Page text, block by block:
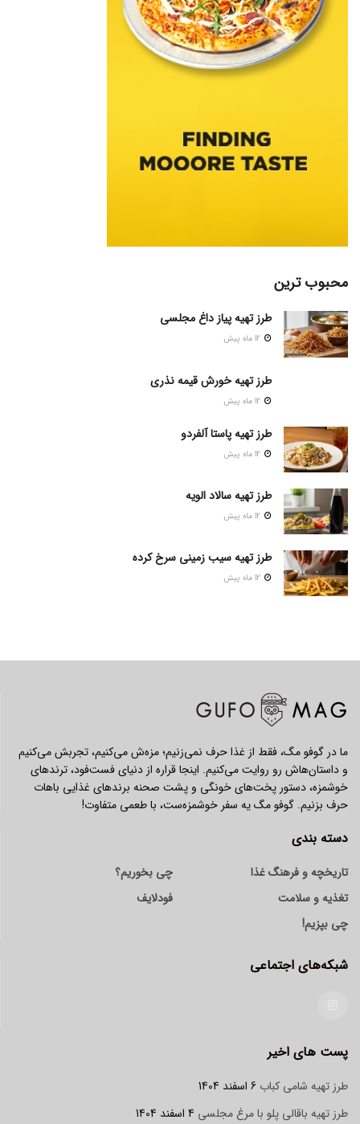
محبوب ترین
طرز تهیه پیاز داغ مجلسی
طرز تهیه خورش قیمه نذری
طرز تهیه پاستا آلفردو
طرز تهیه سالاد الویه
طرز تهیه سیب زمینی سرخ کرده
ما در گوفو مگ، فقط از غذا حرف نمی‌زنیم؛ مزه‌ش می‌کنیم، تجربش می‌کنیم
و داستان‌هاش رو روایت می‌کنیم. اینجا قراره از دنیای فست‌فود، ترندهای
خوشمزه، دستور پخت‌های خونگی و پشت صحنه برندهای غذایی باهات
حرف بزنیم. گوفو مگ یه سفر خوشمزه‌ست، با طعمی متفاوت!
دسته بندی
تاریخچه و فرهنگ غذا
تغذیه و سلامت
چی بپزیم!
چی بخوریم؟
فودلایف
شبکه‌های اجتماعی
پست های اخیر
طرز تهیه شامی کباب 6 اسفند 1404
طرز تهیه باقالی پلو با مرغ مجلسی 4 اسفند 1404